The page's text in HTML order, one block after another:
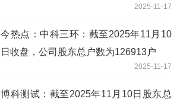
2025-11-17
今热点：中科三环：截至2025年11月10
日收盘，公司股东总户数为126913户
2025-11-17
博科测试：截至2025年11月10日股东总